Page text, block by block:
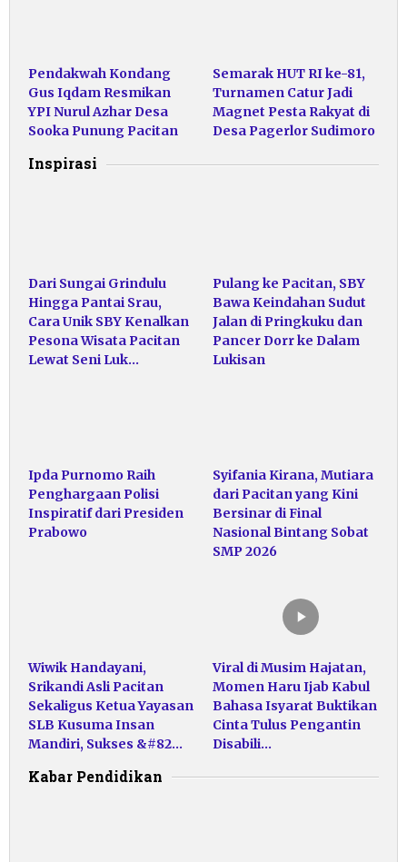
Pendakwah Kondang
Gus Iqdam Resmikan
YPI Nurul Azhar Desa
Sooka Punung Pacitan
Semarak HUT RI ke-81,
Turnamen Catur Jadi
Magnet Pesta Rakyat di
Desa Pagerlor Sudimoro
Inspirasi
Dari Sungai Grindulu
Hingga Pantai Srau,
Cara Unik SBY Kenalkan
Pesona Wisata Pacitan
Lewat Seni Luk…
Pulang ke Pacitan, SBY
Bawa Keindahan Sudut
Jalan di Pringkuku dan
Pancer Dorr ke Dalam
Lukisan
Ipda Purnomo Raih
Penghargaan Polisi
Inspiratif dari Presiden
Prabowo
Syifania Kirana, Mutiara
dari Pacitan yang Kini
Bersinar di Final
Nasional Bintang Sobat
SMP 2026
Wiwik Handayani,
Srikandi Asli Pacitan
Sekaligus Ketua Yayasan
SLB Kusuma Insan
Mandiri, Sukses &#82…
Viral di Musim Hajatan,
Momen Haru Ijab Kabul
Bahasa Isyarat Buktikan
Cinta Tulus Pengantin
Disabili…
Kabar Pendidikan